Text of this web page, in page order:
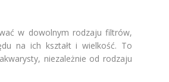
w dowolnym rodzaju filtrów,
na ich kształt i wielkość. To
niezależnie od rodzaju